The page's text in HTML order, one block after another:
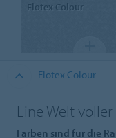
Flotex Colour
Flotex Colour
Eine Welt
Farben sind für die